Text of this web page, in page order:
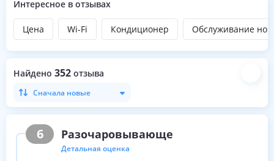
2 открытыхбассейна;
крытый
бассейн
спа-салон (сауна, паровая баня, массаж, спа-
процедуры);
фитнес-центр;
дартс, бильярд;
настольный теннис;
Пляж
Пляж частный, оборудованный, песчано-галечный.
Интересное в отзывах
Цена Wi-Fi Кондиционер Обслуживание
Найдено 352 отзыва
Сначала новые
6 Разочаровывающе
Детальная оценка